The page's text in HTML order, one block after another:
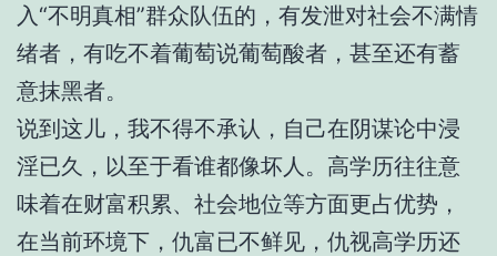
入“不明真相”群众队伍的，有发泄对社会不满情
绪者，有吃不着葡萄说葡萄酸者，甚至还有蓄
意抹黑者。
说到这儿，我不得不承认，自己在阴谋论中浸
淫已久，以至于看谁都像坏人。高学历往往意
味着在财富积累、社会地位等方面更占优势，
在当前环境下，仇富已不鲜见，仇视高学历还